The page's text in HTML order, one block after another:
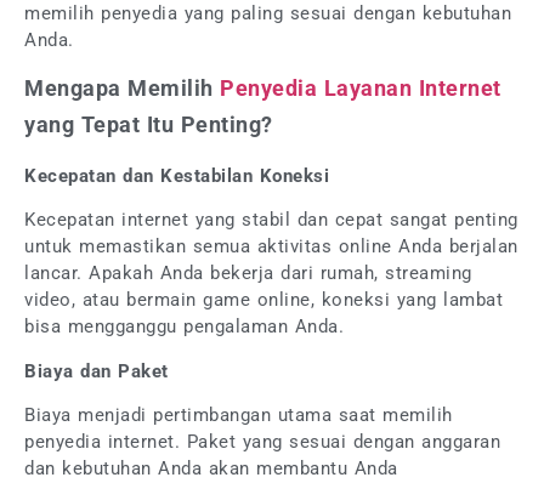
memilih penyedia yang paling sesuai dengan kebutuhan
Anda.
Mengapa Memilih Penyedia Layanan Internet
yang Tepat Itu Penting?
Kecepatan dan Kestabilan Koneksi
Kecepatan internet yang stabil dan cepat sangat penting
untuk memastikan semua aktivitas online Anda berjalan
lancar. Apakah Anda bekerja dari rumah, streaming
video, atau bermain game online, koneksi yang lambat
bisa mengganggu pengalaman Anda.
Biaya dan Paket
Biaya menjadi pertimbangan utama saat memilih
penyedia internet. Paket yang sesuai dengan anggaran
dan kebutuhan Anda akan membantu Anda